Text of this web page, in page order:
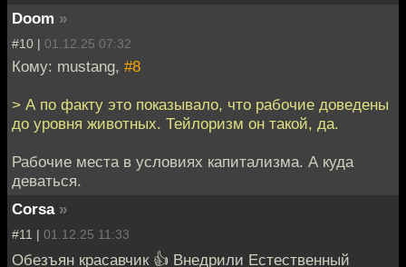
Doom »
#10 | 01.12.25 07:32
Кому: mustang, #8
> А по факту это показывало, что рабочие доведены
до уровня животных. Тейлоризм он такой, да.
Рабочие места в условиях капитализма. А куда
деваться.
Corsa »
#11 | 01.12.25 11:33
Обезъян красавчик 👍 Внедрили Естественный